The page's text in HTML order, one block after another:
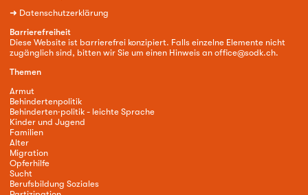
➜ Datenschutzerklärung
Barrierefreiheit
Diese Website ist barrierefrei konzipiert. Falls einzelne Elemente nicht
zugänglich sind, bitten wir Sie um einen Hinweis an office@sodk.ch.
Themen
Armut
Behindertenpolitik
Behinderten·politik - leichte Sprache
Kinder und Jugend
Familien
Alter
Migration
Opferhilfe
Sucht
Berufsbildung Soziales